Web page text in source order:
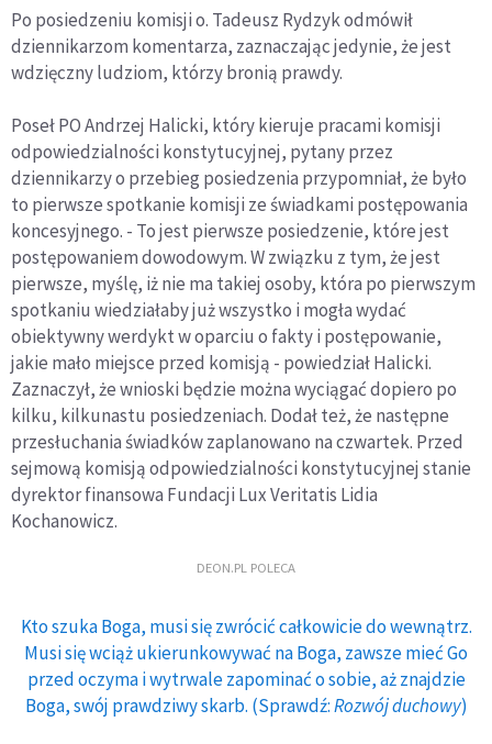
Po posiedzeniu komisji o. Tadeusz Rydzyk odmówił
dziennikarzom komentarza, zaznaczając jedynie, że jest
wdzięczny ludziom, którzy bronią prawdy.
Poseł PO Andrzej Halicki, który kieruje pracami komisji
odpowiedzialności konstytucyjnej, pytany przez
dziennikarzy o przebieg posiedzenia przypomniał, że było
to pierwsze spotkanie komisji ze świadkami postępowania
koncesyjnego. - To jest pierwsze posiedzenie, które jest
postępowaniem dowodowym. W związku z tym, że jest
pierwsze, myślę, iż nie ma takiej osoby, która po pierwszym
spotkaniu wiedziałaby już wszystko i mogła wydać
obiektywny werdykt w oparciu o fakty i postępowanie,
jakie mało miejsce przed komisją - powiedział Halicki.
Zaznaczył, że wnioski będzie można wyciągać dopiero po
kilku, kilkunastu posiedzeniach. Dodał też, że następne
przesłuchania świadków zaplanowano na czwartek. Przed
sejmową komisją odpowiedzialności konstytucyjnej stanie
dyrektor finansowa Fundacji Lux Veritatis Lidia
Kochanowicz.
DEON.PL POLECA
Kto szuka Boga, musi się zwrócić całkowicie do wewnątrz.
Musi się wciąż ukierunkowywać na Boga, zawsze mieć Go
przed oczyma i wytrwale zapominać o sobie, aż znajdzie
Boga, swój prawdziwy skarb. (Sprawdź:Rozwój duchowy)